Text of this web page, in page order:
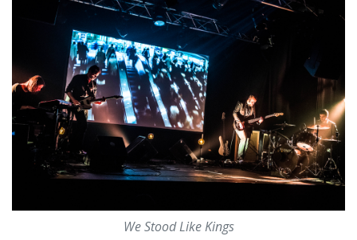
We Stood Like Kings